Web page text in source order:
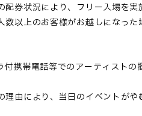
券状況により、フリー入場を
以上のお客様がお越しになった
携帯電話等でのアーティスト
由により、当日のイベントがや